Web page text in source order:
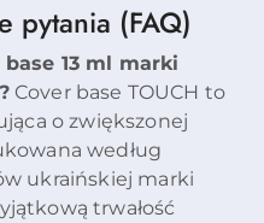
pytania (FAQ)
13 ml marki
Cover base TOUCH to
o zwiększonej
według
ukraińskiej marki
trwałość